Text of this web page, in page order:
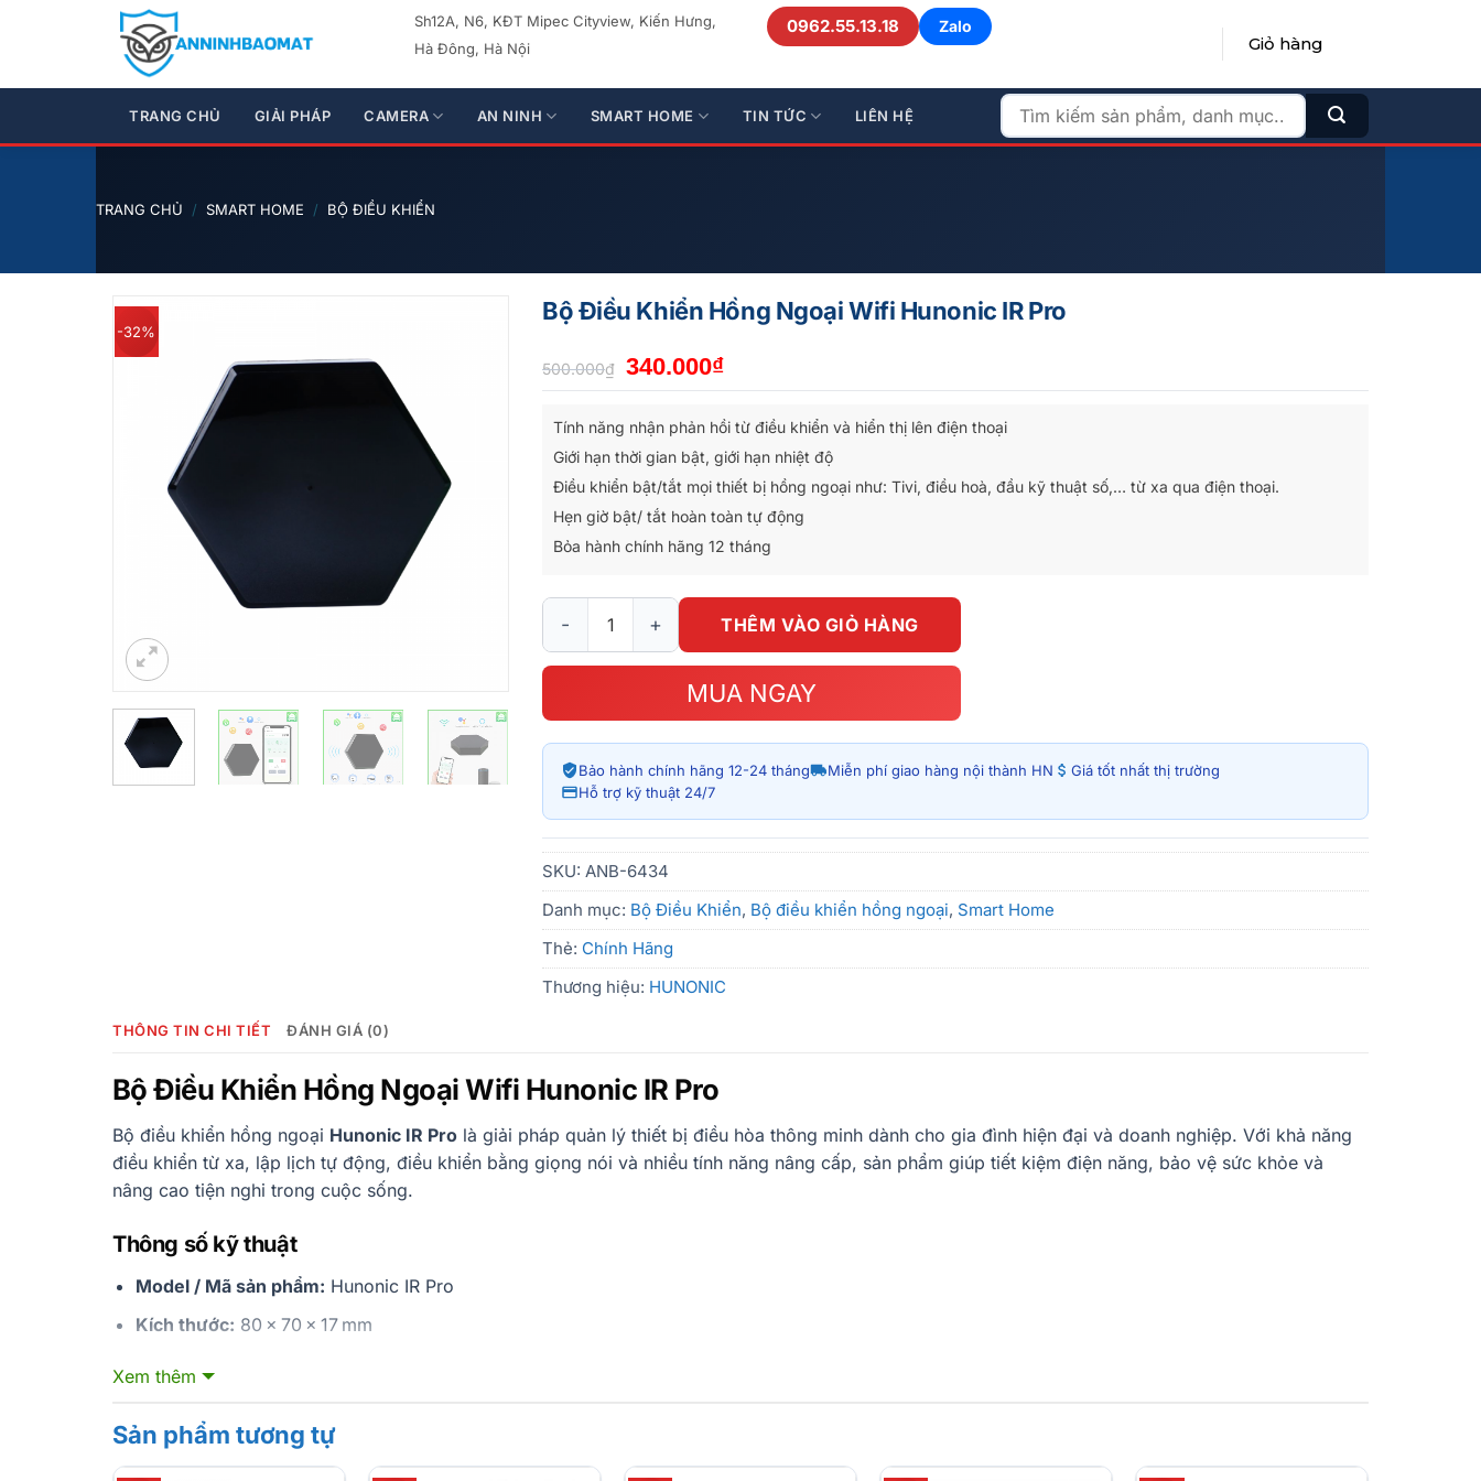
dung
Sh12A, N6, KĐT Mipec Cityview, Kiến Hưng,
Hà Đông, Hà Nội
0962.55.13.18 Zalo
Giỏ hàng
TRANG CHỦ GIẢI PHÁP CAMERA AN NINH SMART HOME TIN TỨC LIÊN HỆ
Tìm
kiếm:
TRANG CHỦ / SMART HOME / BỘ ĐIỀU KHIỂN
-32%
Bộ Điều Khiển Hồng Ngoại Wifi Hunonic IR Pro
500.000₫
Giá
gốc
là:
500.000₫.
340.000₫Giá
hiện
tại
là:
340.000₫.
Tính năng nhận phản hồi từ điều khiển và hiển thị lên điện thoại
Giới hạn thời gian bật, giới hạn nhiệt độ
Điều khiển bật/tắt mọi thiết bị hồng ngoại như: Tivi, điều hoà, đầu kỹ thuật số,… từ xa qua điện thoại.
Hẹn giờ bật/ tắt hoàn toàn tự động
Bỏa hành chính hãng 12 tháng
Bộ Điều Khiển Hồng Ngoại Wifi Hunonic IR Pro số lượng
THÊM VÀO GIỎ HÀNG
MUA NGAY
Bảo hành chính hãng 12-24 tháng Miễn phí giao hàng nội thành HN
Giá tốt nhất thị trường
Hỗ trợ kỹ thuật 24/7
SKU: ANB-6434
Danh mục: Bộ Điều Khiển, Bộ điều khiển hồng ngoại, Smart Home
Thẻ: Chính Hãng
Thương hiệu: HUNONIC
THÔNG TIN CHI TIẾT ĐÁNH GIÁ (0)
Bộ Điều Khiển Hồng Ngoại Wifi Hunonic IR Pro
Bộ điều khiển hồng ngoại Hunonic IR Pro là giải pháp quản lý thiết bị điều hòa thông minh dành cho gia đình hiện đại và doanh nghiệp. Với khả năng
điều khiển từ xa, lập lịch tự động, điều khiển bằng giọng nói và nhiều tính năng nâng cấp, sản phẩm giúp tiết kiệm điện năng, bảo vệ sức khỏe và
nâng cao tiện nghi trong cuộc sống.
Thông số kỹ thuật
Model / Mã sản phẩm: Hunonic IR Pro
Kích thước: 80 × 70 × 17 mm
Tầm xa:4 – 5 m
Xem thêm
Sản phẩm tương tự